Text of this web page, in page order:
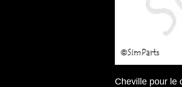
Cheville pour le